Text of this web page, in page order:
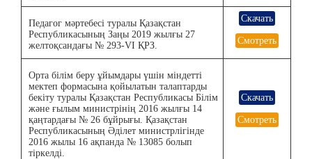
Педагог мәртебесі туралы Қазақстан
Республикасының Заңы 2019 жылғы 27
желтоқсандағы № 293-VІ ҚРЗ.
Скачать
Смотреть
Орта білім беру ұйымдары үшін міндетті
мектеп формасына қойылатын талаптарды
бекіту туралы Қазақстан Республикасы Білім
және ғылым министрінің 2016 жылғы 14
қаңтардағы № 26 бұйрығы. Қазақстан
Республикасының Әділет министрлігінде
2016 жылы 16 ақпанда № 13085 болып
тіркелді.
Скачать
Смотреть